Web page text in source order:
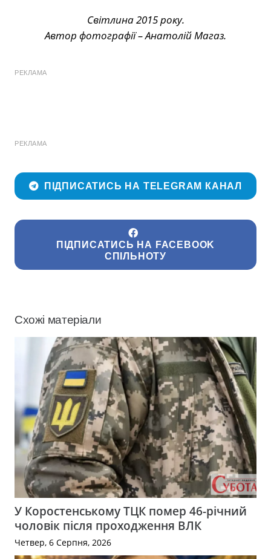
Світлина 2015 року.
Автор фотографії – Анатолій Магаз.
РЕКЛАМА
РЕКЛАМА
ПІДПИСАТИСЬ НА TELEGRAM КАНАЛ
ПІДПИСАТИСЬ НА FACEBOOK
СПІЛЬНОТУ
Схожі матеріали
У Коростенському ТЦК помер 46-річний
чоловік після проходження ВЛК
Четвер, 6 Серпня, 2026